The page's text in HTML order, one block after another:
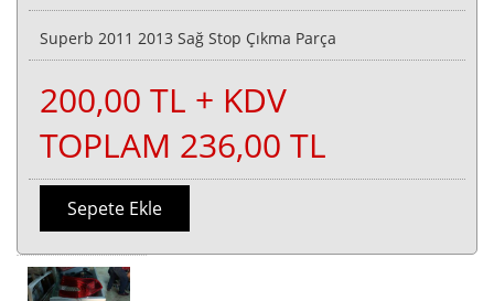
Superb 2011 2013 Sağ Stop Çıkma Parça
200,00 TL + KDV
TOPLAM 236,00 TL
Sepete Ekle